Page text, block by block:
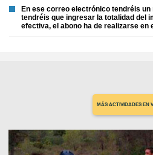
En ese correo electrónico tendréis
tendréis que ingresar la totalidad del
efectiva, el abono ha de realizarse en
MÁS ACTIVIDADES EN